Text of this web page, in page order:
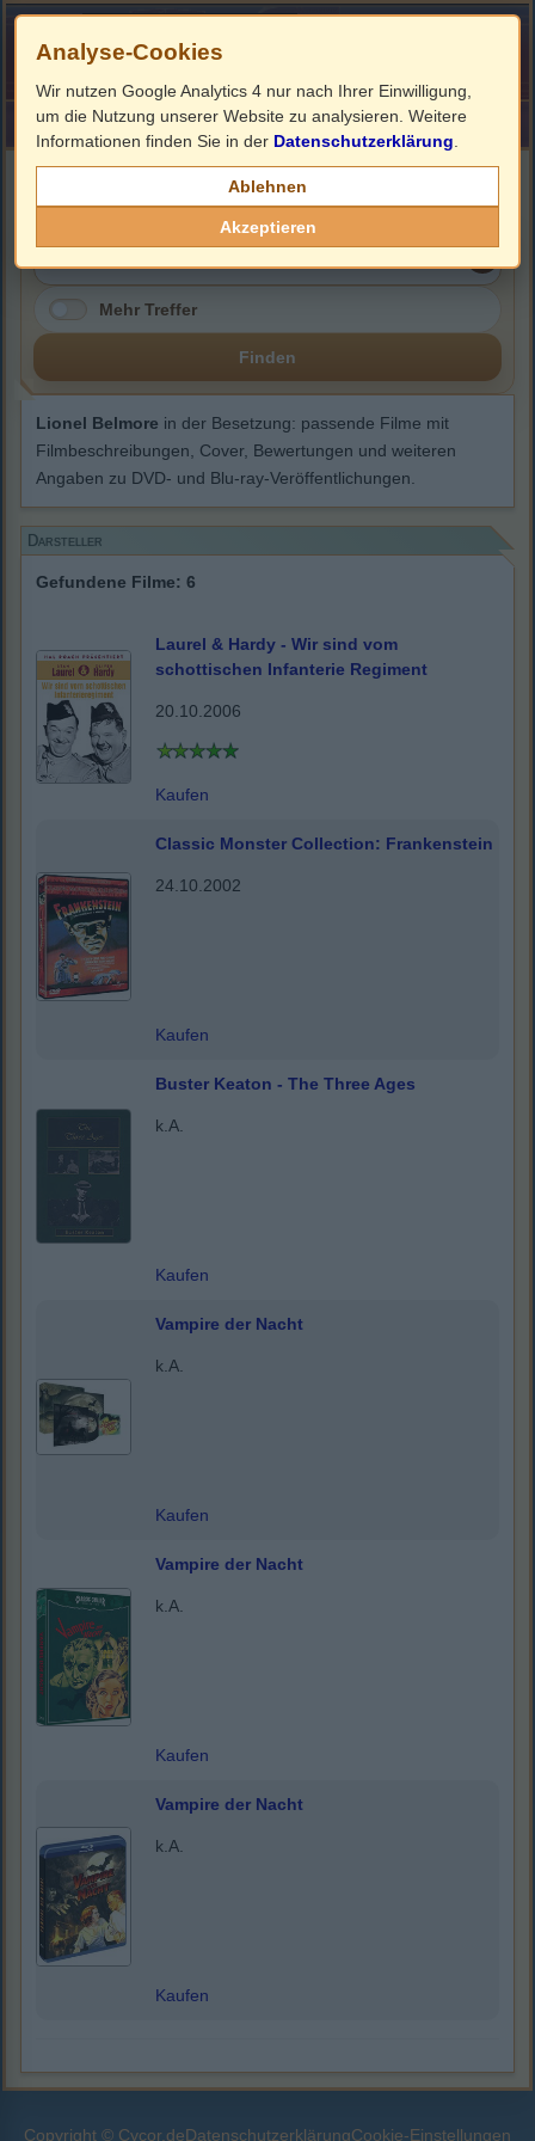
HOME ImpressumLinks
Lionel Belmore
Mehr Treffer
Finden
Lionel Belmore in der Besetzung: passende Filme mit
Filmbeschreibungen, Cover, Bewertungen und weiteren
Angaben zu DVD- und Blu-ray-Veröffentlichungen.
Darsteller
Gefundene Filme: 6
Laurel & Hardy - Wir sind vom
schottischen Infanterie Regiment
20.10.2006
Kaufen
Classic Monster Collection: Frankenstein
24.10.2002
Kaufen
Buster Keaton - The Three Ages
k.A.
Kaufen
Vampire der Nacht
k.A.
Kaufen
Vampire der Nacht
k.A.
Kaufen
Vampire der Nacht
k.A.
Kaufen
Copyright © Cycor.deDatenschutzerklärungCookie-Einstellungen
Analyse-Cookies
Wir nutzen Google Analytics 4 nur nach Ihrer Einwilligung,
um die Nutzung unserer Website zu analysieren. Weitere
Informationen finden Sie in der Datenschutzerklärung
Ablehnen
Akzeptieren